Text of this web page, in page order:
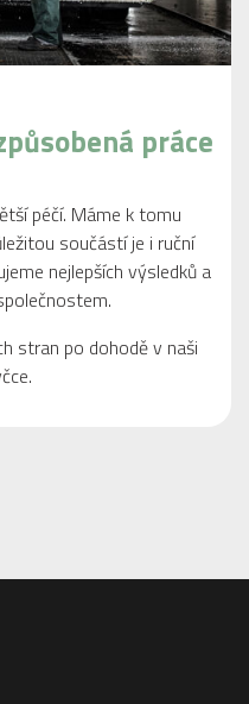
práce
péčí. Máme k tomu
součástí je i ruční
nejlepších výsledků a
stran po dohodě v naši